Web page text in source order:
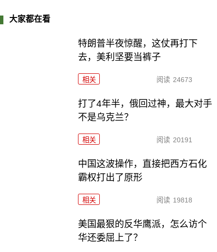
大家都在看
特朗普半夜惊醒，这仗再打下
去，美利坚要当裤子
相关 阅读 24673
打了4年半，俄回过神，最大对手
不是乌克兰？
相关 阅读 20191
中国这波操作，直接把西方石化
霸权打出了原形
相关 阅读 19818
美国最狠的反华鹰派，怎么访个
华还委屈上了？